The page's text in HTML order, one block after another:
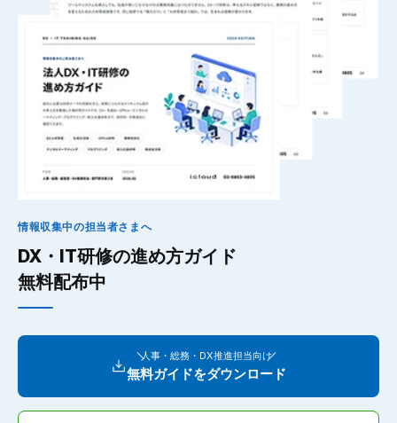
情報収集中の担当者さまへ
DX・IT研修の進め方ガイド
無料配布中
人事・総務・DX推進担当向け
無料ガイドをダウンロード